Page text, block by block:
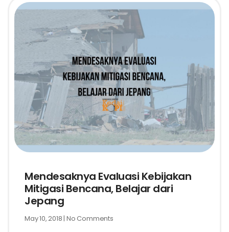
Mendesaknya Evaluasi Kebijakan
Mitigasi Bencana, Belajar dari
Jepang
May 10, 2018 No Comments